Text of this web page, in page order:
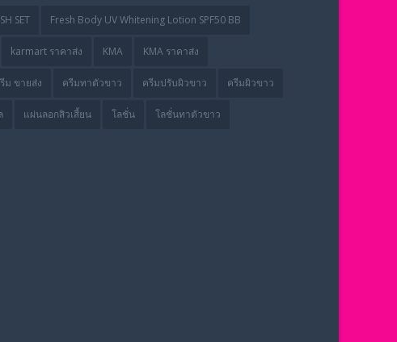
SET Fresh Body UV Whitening Lotion SPF50 BB
karmart ราคาส่ง KMA KMA ราคาส่ง
ม ขายส่ง ครีมทาตัวขาว ครีมปรับผิวขาว ครีมผิวขาว
แผ่นลอกสิวเสี้ยน โลชั่น โลชั่นทาตัวขาว